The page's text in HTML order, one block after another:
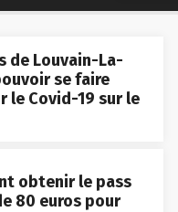
de Louvain-La-
se faire
le Covid-19 sur le
obtenir le pass
80 euros pour